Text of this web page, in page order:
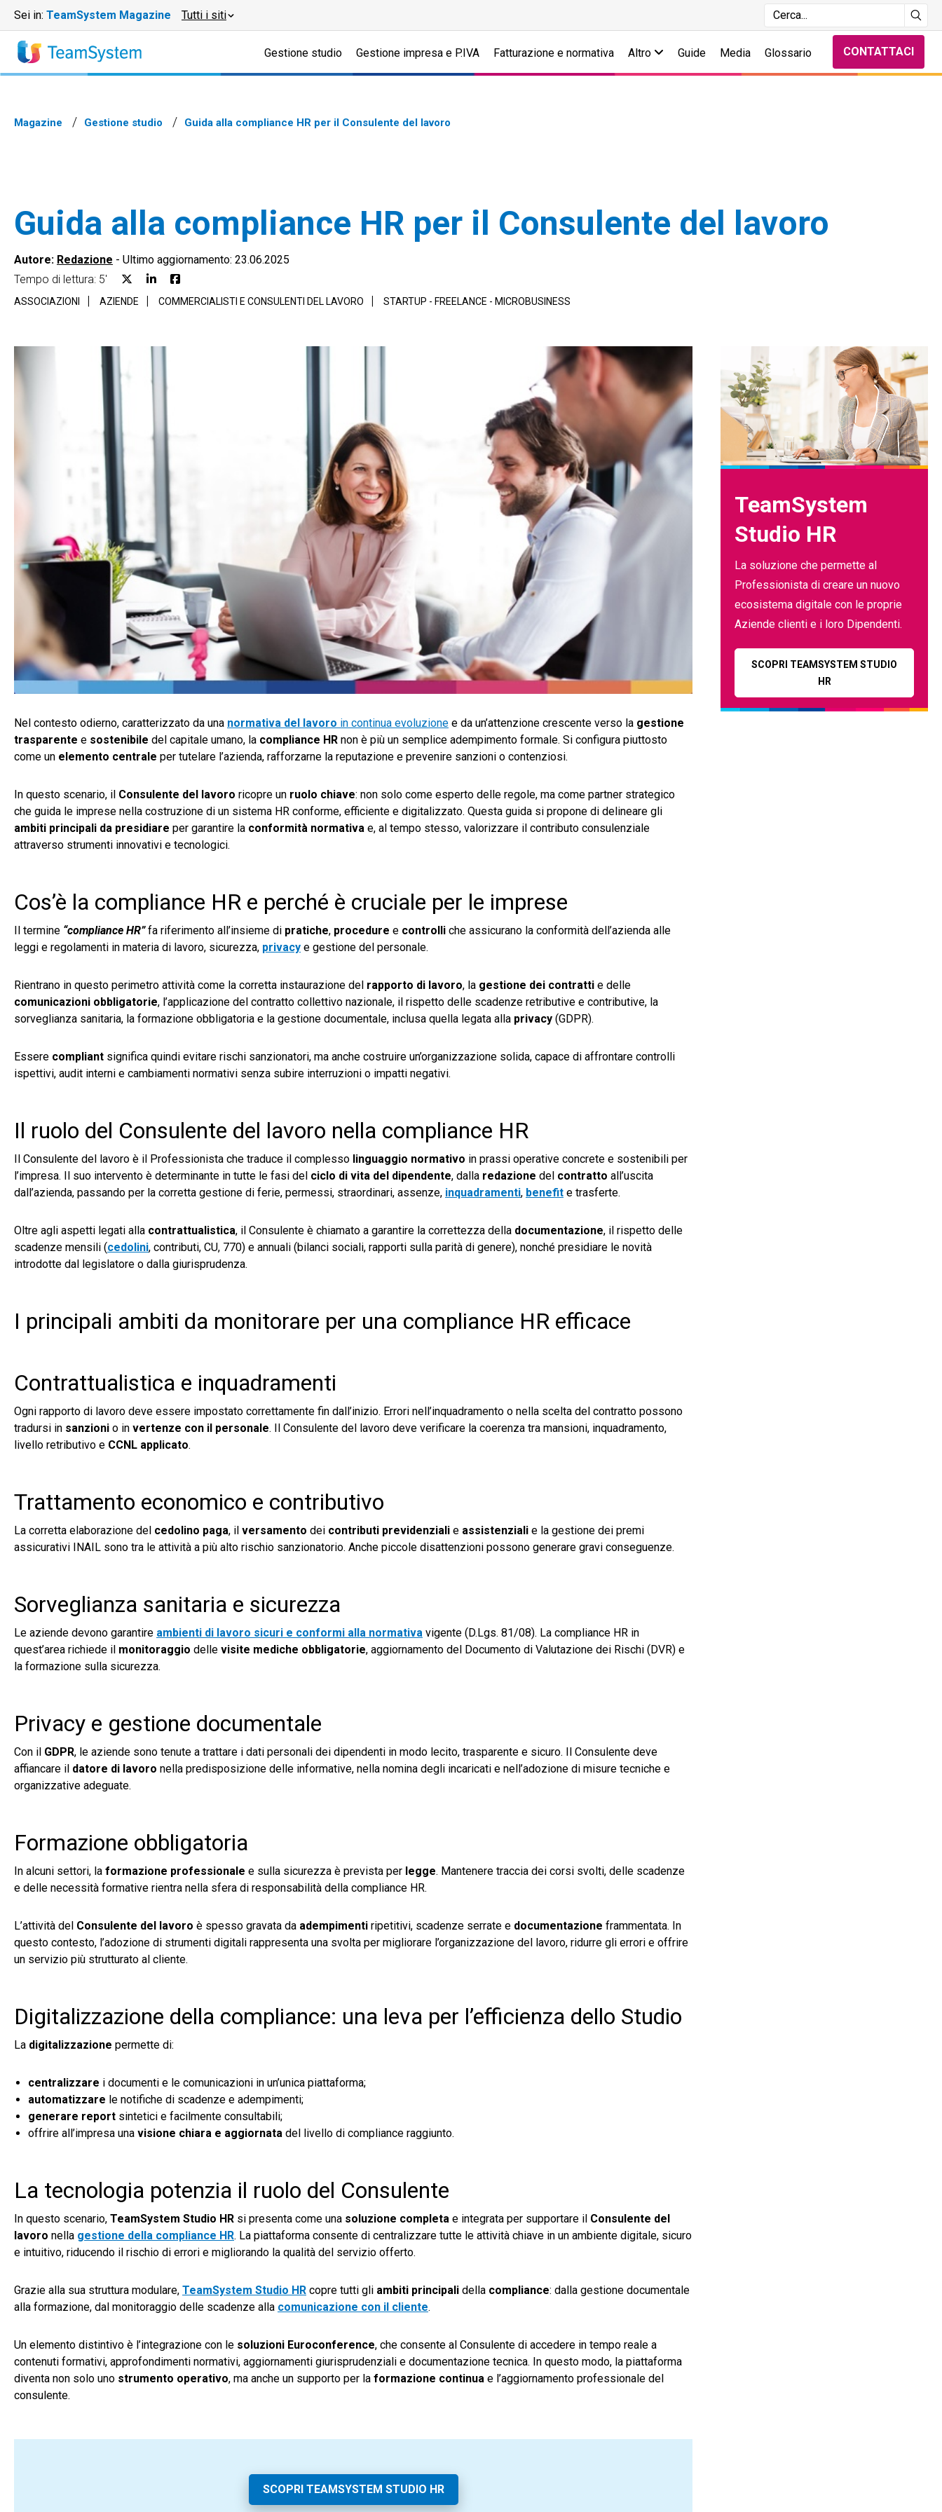
Sei in: TeamSystem Magazine Tutti i siti
Gestione studio Gestione impresa e P.IVA Fatturazione e normativa Altro Guide Media Glossario CONTATTACI
Magazine Gestione studio Guida alla compliance HR per il Consulente del lavoro
Guida alla compliance HR per il Consulente del lavoro
Autore: Redazione - Ultimo aggiornamento: 23.06.2025
Tempo di lettura: 5'
ASSOCIAZIONI AZIENDE COMMERCIALISTI E CONSULENTI DEL LAVORO STARTUP - FREELANCE - MICROBUSINESS
Nel contesto odierno, caratterizzato da una normativa del lavoro in continua evoluzione e da un’attenzione crescente verso la gestione
trasparente e sostenibile del capitale umano, la compliance HR non è più un semplice adempimento formale. Si configura piuttosto
come un elemento centrale per tutelare l’azienda, rafforzarne la reputazione e prevenire sanzioni o contenziosi.
In questo scenario, il Consulente del lavoro ricopre un ruolo chiave: non solo come esperto delle regole, ma come partner strategico
che guida le imprese nella costruzione di un sistema HR conforme, efficiente e digitalizzato. Questa guida si propone di delineare gli
ambiti principali da presidiare per garantire la conformità normativa e, al tempo stesso, valorizzare il contributo consulenziale
attraverso strumenti innovativi e tecnologici.
Cos’è la compliance HR e perché è cruciale per le imprese
Il termine “compliance HR”fa riferimento all’insieme di pratiche, procedure e controlli che assicurano la conformità dell’azienda alle
leggi e regolamenti in materia di lavoro, sicurezza, privacy e gestione del personale.
Rientrano in questo perimetro attività come la corretta instaurazione del rapporto di lavoro, la gestione dei contratti e delle
comunicazioni obbligatorie, l’applicazione del contratto collettivo nazionale, il rispetto delle scadenze retributive e contributive, la
sorveglianza sanitaria, la formazione obbligatoria e la gestione documentale, inclusa quella legata alla privacy (GDPR).
Essere compliant significa quindi evitare rischi sanzionatori, ma anche costruire un’organizzazione solida, capace di affrontare controlli
ispettivi, audit interni e cambiamenti normativi senza subire interruzioni o impatti negativi.
Il ruolo del Consulente del lavoro nella compliance HR
Il Consulente del lavoro è il Professionista che traduce il complesso linguaggio normativo in prassi operative concrete e sostenibili per
l’impresa. Il suo intervento è determinante in tutte le fasi del ciclo di vita del dipendente, dalla redazione del contratto all’uscita
dall’azienda, passando per la corretta gestione di ferie, permessi, straordinari, assenze, inquadramenti, benefit e trasferte.
Oltre agli aspetti legati alla contrattualistica, il Consulente è chiamato a garantire la correttezza della documentazione, il rispetto delle
scadenze mensili (cedolini, contributi, CU, 770) e annuali (bilanci sociali, rapporti sulla parità di genere), nonché presidiare le novità
introdotte dal legislatore o dalla giurisprudenza.
I principali ambiti da monitorare per una compliance HR efficace
Contrattualistica e inquadramenti
Ogni rapporto di lavoro deve essere impostato correttamente fin dall’inizio. Errori nell’inquadramento o nella scelta del contratto possono
tradursi in sanzioni o in vertenze con il personale. Il Consulente del lavoro deve verificare la coerenza tra mansioni, inquadramento,
livello retributivo e CCNL applicato.
Trattamento economico e contributivo
La corretta elaborazione del cedolino paga, il versamento dei contributi previdenziali e assistenziali e la gestione dei premi
assicurativi INAIL sono tra le attività a più alto rischio sanzionatorio. Anche piccole disattenzioni possono generare gravi conseguenze.
Sorveglianza sanitaria e sicurezza
Le aziende devono garantire ambienti di lavoro sicuri e conformi alla normativa vigente (D.Lgs. 81/08). La compliance HR in
quest’area richiede il monitoraggio delle visite mediche obbligatorie, aggiornamento del Documento di Valutazione dei Rischi (DVR) e
la formazione sulla sicurezza.
Privacy e gestione documentale
Con il GDPR, le aziende sono tenute a trattare i dati personali dei dipendenti in modo lecito, trasparente e sicuro. Il Consulente deve
affiancare il datore di lavoro nella predisposizione delle informative, nella nomina degli incaricati e nell’adozione di misure tecniche e
organizzative adeguate.
Formazione obbligatoria
In alcuni settori, la formazione professionale e sulla sicurezza è prevista per legge. Mantenere traccia dei corsi svolti, delle scadenze
e delle necessità formative rientra nella sfera di responsabilità della compliance HR.
L’attività del Consulente del lavoro è spesso gravata da adempimenti ripetitivi, scadenze serrate e documentazione frammentata. In
questo contesto, l’adozione di strumenti digitali rappresenta una svolta per migliorare l’organizzazione del lavoro, ridurre gli errori e offrire
un servizio più strutturato al cliente.
Digitalizzazione della compliance: una leva per l’efficienza dello Studio
La digitalizzazione permette di:
centralizzare i documenti e le comunicazioni in un’unica piattaforma;
automatizzare le notifiche di scadenze e adempimenti;
generare report sintetici e facilmente consultabili;
offrire all’impresa una visione chiara e aggiornata del livello di compliance raggiunto.
La tecnologia potenzia il ruolo del Consulente
In questo scenario, TeamSystem Studio HR si presenta come una soluzione completa e integrata per supportare il Consulente del
lavoro nella gestione della compliance HR. La piattaforma consente di centralizzare tutte le attività chiave in un ambiente digitale, sicuro
e intuitivo, riducendo il rischio di errori e migliorando la qualità del servizio offerto.
Grazie alla sua struttura modulare, TeamSystem Studio HR copre tutti gli ambiti principali della compliance: dalla gestione documentale
alla formazione, dal monitoraggio delle scadenze alla comunicazione con il cliente.
Un elemento distintivo è l’integrazione con le soluzioni Euroconference, che consente al Consulente di accedere in tempo reale a
contenuti formativi, approfondimenti normativi, aggiornamenti giurisprudenziali e documentazione tecnica. In questo modo, la piattaforma
diventa non solo uno strumento operativo, ma anche un supporto per la formazione continua e l’aggiornamento professionale del
consulente.
SCOPRI TEAMSYSTEM STUDIO HR
TeamSystem
Studio HR
La soluzione che permette al
Professionista di creare un nuovo
ecosistema digitale con le proprie
Aziende clienti e i loro Dipendenti.
SCOPRI TEAMSYSTEM STUDIO
HR